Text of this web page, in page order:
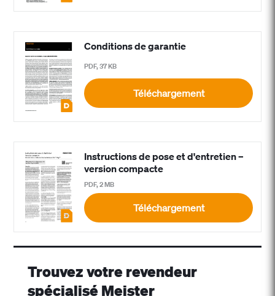
Conditions de garantie
PDF, 37 KB
Téléchargement
Instructions de pose et d'entretien –
version compacte
PDF, 2 MB
Téléchargement
Trouvez votre revendeur
spécialisé Meister